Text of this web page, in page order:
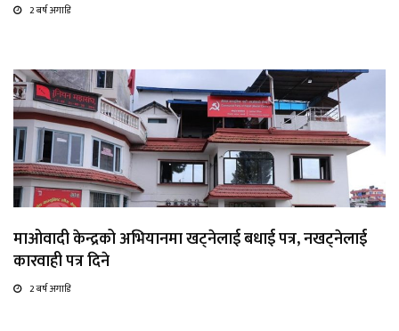
2 बर्ष अगाडि
माओवादी केन्द्रको अभियानमा खट्नेलाई बधाई पत्र, नखट्नेलाई
कारवाही पत्र दिने
2 बर्ष अगाडि